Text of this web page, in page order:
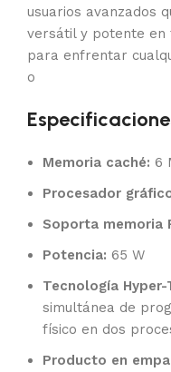
usuarios avanzados
versátil y potente en
para enfrentar
o
Memoria caché: 6
Procesador
Soporta memoria
Potencia: 65 W
Tecnología Hyper-
simultánea de
físico en dos
Producto en